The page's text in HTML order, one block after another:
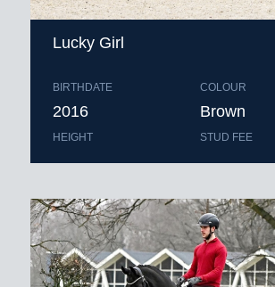
Lucky Girl
BIRTHDATE
2016
HEIGHT
COLOUR
Brown
STUD FEE